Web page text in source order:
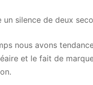
un silence de deux
nous avons
et le fait de